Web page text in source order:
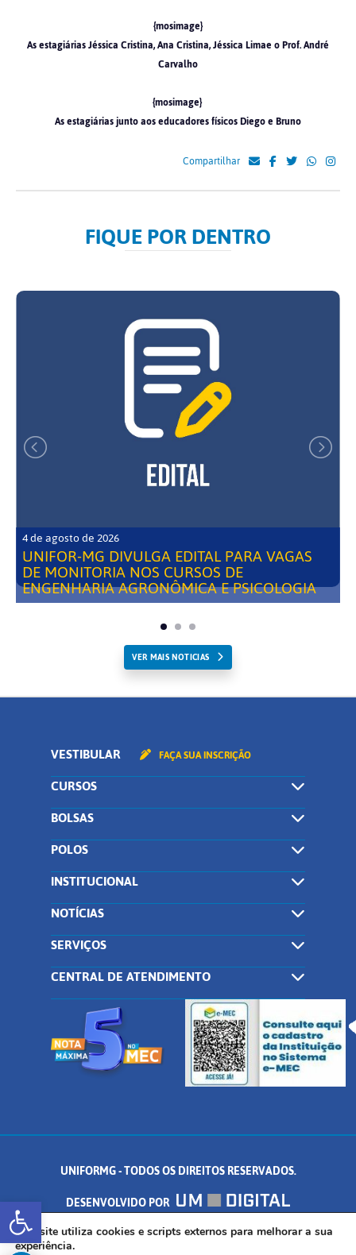
Abrir a barra de ferramentas
{mosimage}
As estagiárias Jéssica Cristina, Ana Cristina, Jéssica Limae o Prof. André
Carvalho
{mosimage}
As estagiárias junto aos educadores físicos Diego e Bruno
Compartilhar
FIQUE POR DENTRO
4 de agosto de 2026
UNIFOR-MG DIVULGA EDITAL PARA VAGAS
DE MONITORIA NOS CURSOS DE
ENGENHARIA AGRONÔMICA E PSICOLOGIA
VER MAIS NOTICIAS
VESTIBULAR FAÇA SUA INSCRIÇÃO
CURSOS
BOLSAS
POLOS
INSTITUCIONAL
NOTÍCIAS
SERVIÇOS
CENTRAL DE ATENDIMENTO
UNIFORMG - TODOS OS DIREITOS RESERVADOS.
DESENVOLVIDO POR
AV. DR. ARNALDO DE SENNA, 328 - PALMEIRAS, FORMIGA/MG - CEP:
Este site utiliza cookies e scripts externos para melhorar a sua
experiência.